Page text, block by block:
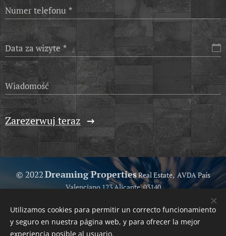
Numer telefonu
Data za wizyte
Wiadomość
Zarezerwuj teraz
© 2022Dreaming PropertiesReal Estate, AVDA País
Valenciano 123 Alicante, 03140
Your Trusted Real Estate
Ciasteczka
Utilizamos cookies para permitir un correcto funcionamiento
y seguro en nuestra página web, y para ofrecer la mejor
experiencia posible al usuario.